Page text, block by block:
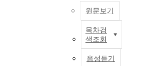
원문보기
목차검
색조회
음성듣기